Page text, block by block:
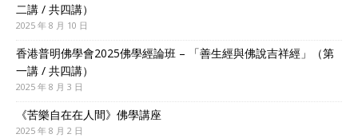
二講 / 共四講）
2025 年 8 月 10 日
香港普明佛學會2025佛學經論班 – 「善生經與佛說吉祥經」（第
一講 / 共四講）
2025 年 8 月 3 日
《苦樂自在在人間》佛學講座
2025 年 8 月 2 日